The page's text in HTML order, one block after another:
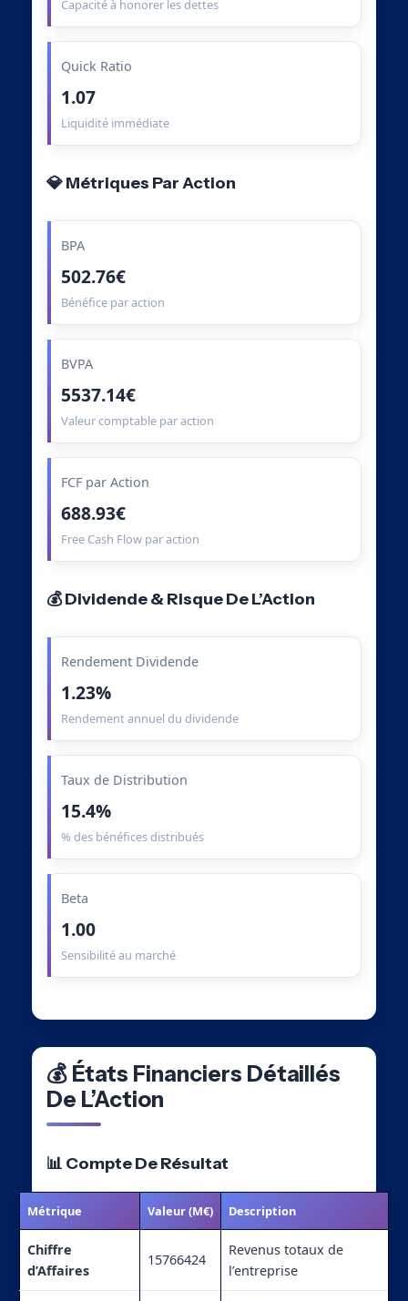
Capacité à honorer les dettes
Quick Ratio
1.07
Liquidité immédiate
💎 Métriques Par Action
BPA
502.76€
Bénéfice par action
BVPA
5537.14€
Valeur comptable par action
FCF par Action
688.93€
Free Cash Flow par action
💰 Dividende & Risque De L’Action
Rendement Dividende
1.23%
Rendement annuel du dividende
Taux de Distribution
15.4%
% des bénéfices distribués
Beta
1.00
Sensibilité au marché
💰 États Financiers Détaillés
De L’Action
📊 Compte De Résultat
Métrique Valeur (M€) Description
Chiffre
d’Affaires
15766424
Revenus totaux de
l’entreprise